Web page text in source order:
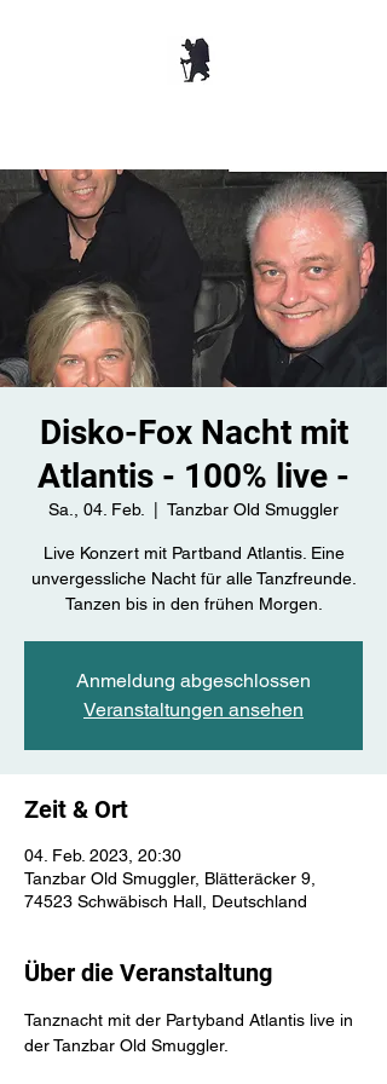
Disko-Fox Nacht mit
Atlantis - 100% live -
Sa., 04. Feb. Tanzbar Old Smuggler
Live Konzert mit Partband Atlantis. Eine
unvergessliche Nacht für alle Tanzfreunde.
Tanzen bis in den frühen Morgen.
Anmeldung abgeschlossen
Veranstaltungen ansehen
Zeit & Ort
04. Feb. 2023, 20:30
Tanzbar Old Smuggler, Blätteräcker 9,
74523 Schwäbisch Hall, Deutschland
Über die Veranstaltung
Tanznacht mit der Partyband Atlantis live in
der Tanzbar Old Smuggler.